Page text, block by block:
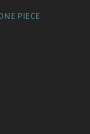
PIECE